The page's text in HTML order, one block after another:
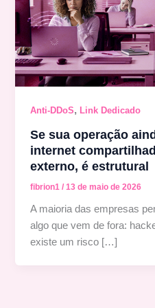
Anti-DDoS, Link Dedicado
Se sua operação
internet
externo, é estrutural
fibrion1/13 de maio de 2026
A maioria das empresas
algo que vem de fora:
existe um risco […]